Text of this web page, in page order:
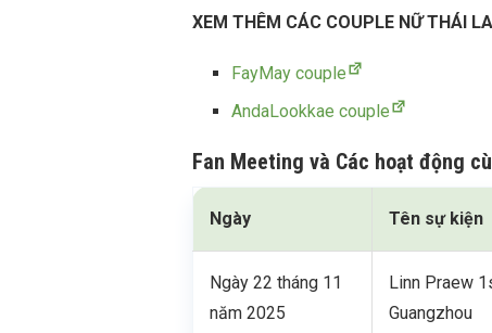
XEM THÊM CÁC COUPLE NỮ THÁI
FayMay couple
AndaLookkae couple
Fan Meeting và Các hoạt động
Ngày Tên sự kiện
Ngày 22 tháng 11
năm 2025
Linn Praew
Guangzhou